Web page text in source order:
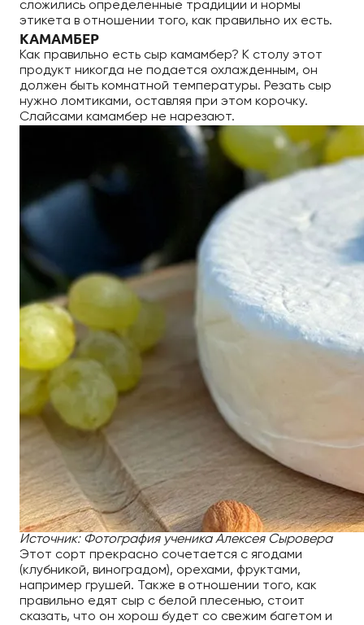
сложились определенные традиции и нормы
этикета в отношении того, как правильно их есть.
КАМАМБЕР
Как правильно есть сыр камамбер? К столу этот
продукт никогда не подается охлажденным, он
должен быть комнатной температуры. Резать сыр
нужно ломтиками, оставляя при этом корочку.
Слайсами камамбер не нарезают.
Источник: Фотография ученика Алексея Сыровера
Этот сорт прекрасно сочетается с ягодами
(клубникой, виноградом), орехами, фруктами,
например грушей. Также в отношении того, как
правильно едят сыр с белой плесенью, стоит
сказать, что он хорош будет со свежим багетом и